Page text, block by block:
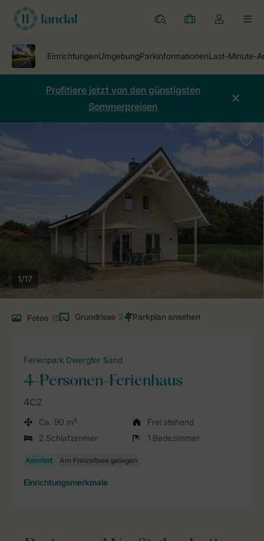
Ferienparks
Meine
Dropdown-
öffnen
Profitiere jetzt von den günstigsten
Sommerpreisen
1/17
Fotos 15 Grundrisse 2
Ferienpark Dwergter Sand
4-Personen-Ferienhaus
4C2
Ca. 90 m²
Frei stehend
2 Schlafzimmer
1 Badezimmer
Einrichtungsmerkmale